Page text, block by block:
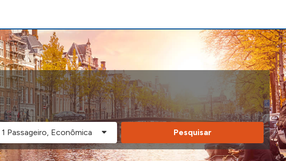
Pesquisar